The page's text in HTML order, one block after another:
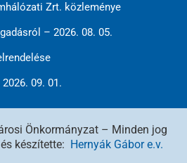
Zrt. közleménye
– 2026. 08. 05.
09. 01.
Önkormányzat – Minden jog
készítette: Hernyák Gábor e.v.